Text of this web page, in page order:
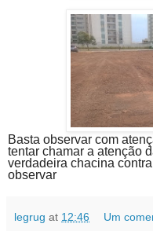
Basta observar com
tentar chamar a atenção
verdadeira chacina
observar
legrug at 12:46 Um